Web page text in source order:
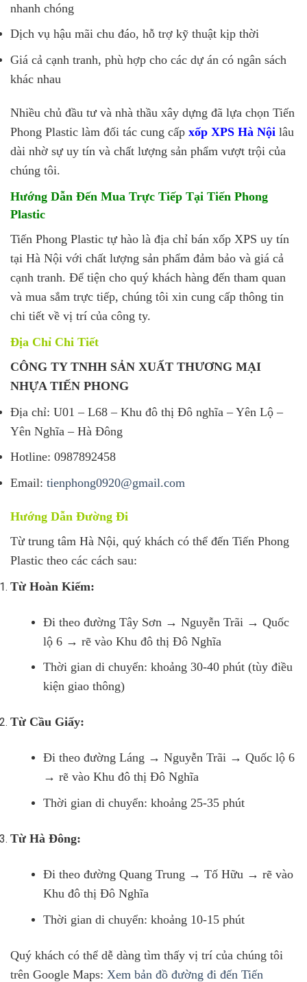
nhanh chóng
Dịch vụ hậu mãi chu đáo, hỗ trợ kỹ thuật kịp thời
Giá cả cạnh tranh, phù hợp cho các dự án có ngân sách
khác nhau
Nhiều chủ đầu tư và nhà thầu xây dựng đã lựa chọn Tiến
Phong Plastic làm đối tác cung cấp xốp XPS Hà Nội lâu
dài nhờ sự uy tín và chất lượng sản phẩm vượt trội của
chúng tôi.
Hướng Dẫn Đến Mua Trực Tiếp Tại Tiến Phong
Plastic
Tiến Phong Plastic tự hào là địa chỉ bán xốp XPS uy tín
tại Hà Nội với chất lượng sản phẩm đảm bảo và giá cả
cạnh tranh. Để tiện cho quý khách hàng đến tham quan
và mua sắm trực tiếp, chúng tôi xin cung cấp thông tin
chi tiết về vị trí của công ty.
Địa Chỉ Chi Tiết
CÔNG TY TNHH SẢN XUẤT THƯƠNG MẠI
NHỰA TIẾN PHONG
Địa chỉ: U01 – L68 – Khu đô thị Đô nghĩa – Yên Lộ –
Yên Nghĩa – Hà Đông
Hotline: 0987892458
Email: tienphong0920@gmail.com
Hướng Dẫn Đường Đi
Từ trung tâm Hà Nội, quý khách có thể đến Tiến Phong
Plastic theo các cách sau:
Từ Hoàn Kiếm:
Đi theo đường Tây Sơn → Nguyễn Trãi → Quốc
lộ 6 → rẽ vào Khu đô thị Đô Nghĩa
Thời gian di chuyển: khoảng 30-40 phút (tùy điều
kiện giao thông)
Từ Cầu Giấy:
Đi theo đường Láng → Nguyễn Trãi → Quốc lộ 6
→ rẽ vào Khu đô thị Đô Nghĩa
Thời gian di chuyển: khoảng 25-35 phút
Từ Hà Đông:
Đi theo đường Quang Trung → Tố Hữu → rẽ vào
Khu đô thị Đô Nghĩa
Thời gian di chuyển: khoảng 10-15 phút
Quý khách có thể dễ dàng tìm thấy vị trí của chúng tôi
trên Google Maps: Xem bản đồ đường đi đến Tiến